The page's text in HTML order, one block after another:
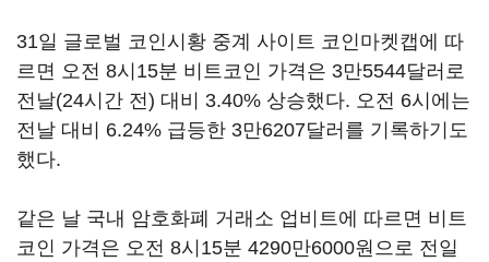
31일 글로벌 코인시황 중계 사이트 코인마켓캡에 따
르면 오전 8시15분 비트코인 가격은 3만5544달러로
전날(24시간 전) 대비 3.40% 상승했다. 오전 6시에는
전날 대비 6.24% 급등한 3만6207달러를 기록하기도
했다.
같은 날 국내 암호화폐 거래소 업비트에 따르면 비트
코인 가격은 오전 8시15분 4290만6000원으로 전일